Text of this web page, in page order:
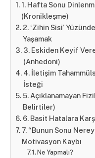
1. Hafta Sonu
(Kronikleşme)
2. ‘Zihin Sisi’
Yaşamak
3. Eskiden Keyif
(Anhedoni)
4. İletişim
İsteği
5. Açıklanamayan
Belirtiler)
6. Basit Hatalara
7. “Bunun Sonu
Motivasyon Kaybı
Ne Yapmalı?